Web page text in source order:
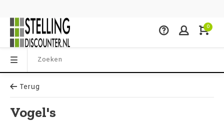
0
Terug
Vogel's